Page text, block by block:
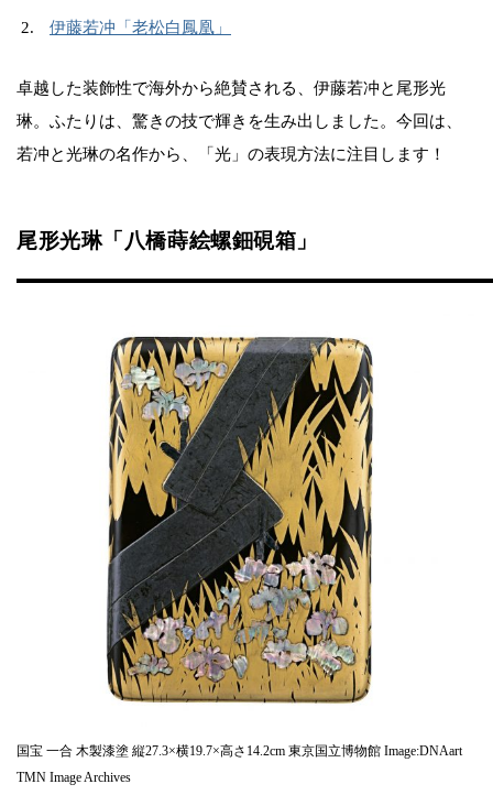
伊藤若冲「老松白鳳凰」
卓越した装飾性で海外から絶賛される、伊藤若冲と尾形光
琳。ふたりは、驚きの技で輝きを生み出しました。今回は、
若冲と光琳の名作から、「光」の表現方法に注目します！
尾形光琳「八橋蒔絵螺鈿硯箱」
国宝 一合 木製漆塗 縦27.3×横19.7×高さ14.2cm 東京国立博物館 Image:DNAart
TMN Image Archives